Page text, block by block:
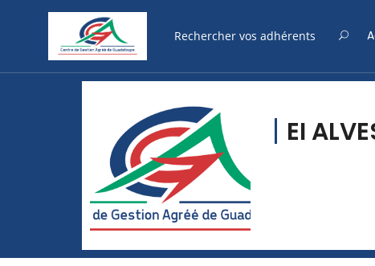
EI